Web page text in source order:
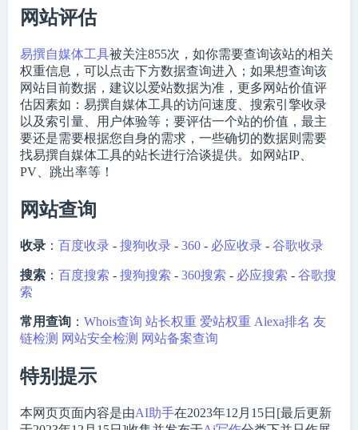
网站评估
易撰自媒体工具被关注855次，如你需要查询该站的相关
权重信息，可以点击下方数据查询进入；如果想查询该
网站目前数据，建议以爱站数据为准，更多网站价值评
估因素如：易撰自媒体工具的访问速度、搜索引擎收录
以及索引量、用户体验等；要评估一个站的价值，最主
要还是需要根据您自身的需求，一些确切的数据则需要
找易撰自媒体工具的站长进行洽谈提供。如网站IP、
PV、跳出率等！
网站查询
收录 ： 百度收录 - 搜狗收录 - 360 - 必应收录 - 谷歌收录
搜索 ： 百度搜索 - 搜狗搜索 - 360搜索 - 必应搜索 - 谷歌搜
索
常用查询 ： Whois查询 站长权重 爱站权重 Alexa排名 友
链检测 网站安全检测 网站备案查询
特别提示
本网页页面内容是由AI助手在2023年12月15日[最后更新